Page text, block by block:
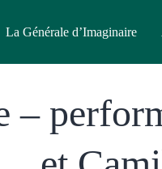
La Générale d’Imaginaire
–